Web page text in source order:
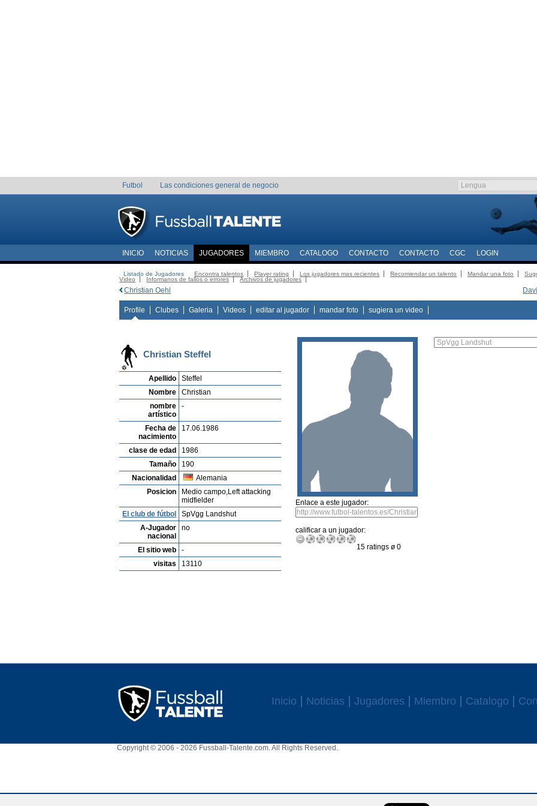
Futbol Las condiciones general de negocio
INICIO NOTICIAS JUGADORES MIEMBRO CATALOGO CONTACTO CONTACTO CGC LOGIN
Listado de Jugadores Encontra talentos Player rating Los jugadores mas recientes Recomiendar un talento Mandar una foto
Video
Informanos de fallos o errores Archivos de jugadores
Christian Oehl
Profile Clubes Galeria Videos editar al jugador mandar foto sugiera un video
Christian Steffel
Apellido
Steffel
Nombre
Christian
nombre
artístico
-
Fecha de
nacimiento
17.06.1986
clase de edad
1986
Tamaño
190
Nacionalidad
Alemania
Posicion
Medio campo,Left attacking
midfielder
El club de fútbol
SpVgg Landshut
A-Jugador
nacional
no
El sitio web
-
visitas
13110
Enlace a este jugador:
calificar a un jugador:
15 ratings ø 0
Inicio Noticias Jugadores Miembro Catalogo
Copyright © 2006 - 2026 Fussball-Talente.com. All Rights Reserved.